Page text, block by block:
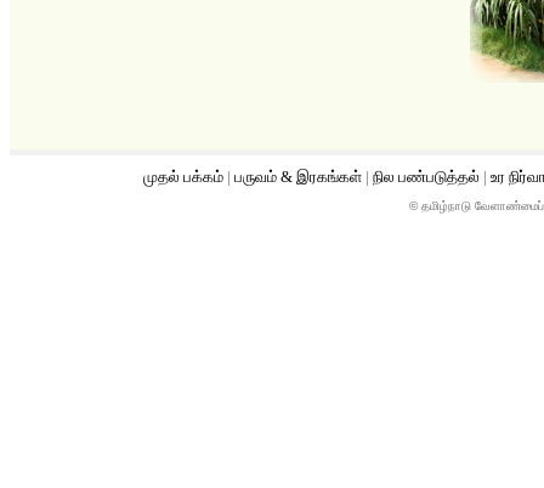
முதல் பக்கம் | பருவம் & இரகங்கள் | நில பண்படுத்தல் | உர
© தமிழ்நாடு